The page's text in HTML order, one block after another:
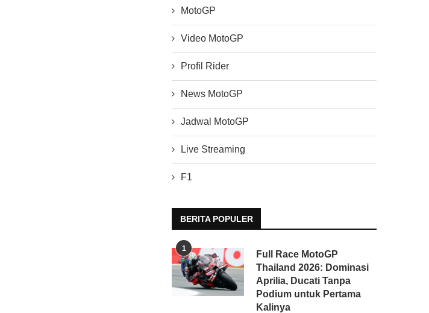
MotoGP
Video MotoGP
Profil Rider
News MotoGP
Jadwal MotoGP
Live Streaming
F1
BERITA POPULER
1
Full Race MotoGP
Thailand 2026: Dominasi
Aprilia, Ducati Tanpa
Podium untuk Pertama
Kalinya